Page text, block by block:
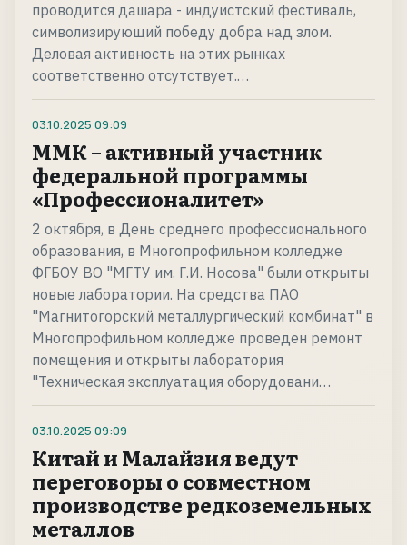
проводится дашара - индуистский фестиваль,
символизирующий победу добра над злом.
Деловая активность на этих рынках
соответственно отсутствует.…
03.10.2025 09:09
ММК – активный участник
федеральной программы
«Профессионалитет»
2 октября, в День среднего профессионального
образования, в Многопрофильном колледже
ФГБОУ ВО "МГТУ им. Г.И. Носова" были открыты
новые лаборатории. На средства ПАО
"Магнитогорский металлургический комбинат" в
Многопрофильном колледже проведен ремонт
помещения и открыты лаборатория
"Техническая эксплуатация оборудовани…
03.10.2025 09:09
Китай и Малайзия ведут
переговоры о совместном
производстве редкоземельных
металлов